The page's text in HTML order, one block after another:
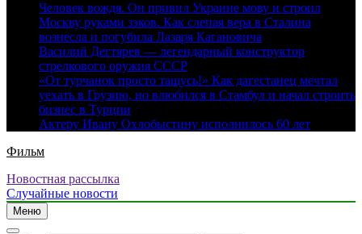
Человек вождя. Он привил Украине мову и строил
Москву руками зэков. Как слепая вера в Сталина
вознесла и погубила Лазаря Кагановича
Василий Дегтярев — легендарный конструктор
стрелкового оружия СССР
«От турчанок просто тащусь!» Как дагестанец мечтал
уехать в Грузию, но влюбился в Стамбул и начал строить
бизнес в Турции
Актеру Ивану Охлобыстину исполнилось 60 лет
Фильм
Новостная рассылка
Случайные новости
Меню